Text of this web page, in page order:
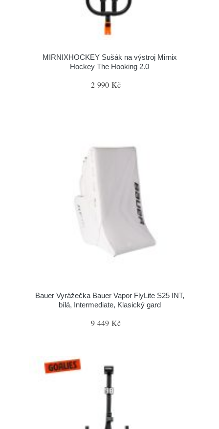
MIRNIXHOCKEY Sušák na výstroj Mirnix
Hockey The Hooking 2.0
2 990 Kč
Bauer Vyrážečka Bauer Vapor FlyLite S25 INT,
bílá, Intermediate, Klasický gard
9 449 Kč